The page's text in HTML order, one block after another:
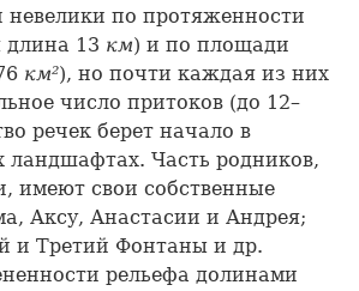
невелики по протяженности
длина 13 км) и по площади
км²), но почти каждая из них
число притоков (до 12–
речек берет начало в
ландшафтах. Часть родников,
имеют свои собственные
Аксу, Анастасии и Андрея;
и Третий Фонтаны и др.
рельефа долинами